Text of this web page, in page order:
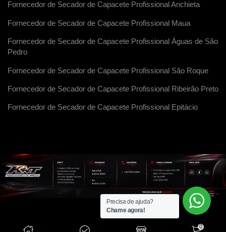
Fornecedor de Secador de Capacete Profissional Anchieta
Fornecedor de Secador de Capacete Profissional Maua
Fornecedor de Secador de Capacete Profissional Águas de São
Pedro
Fornecedor de Secador de Capacete Profissional São Roque
Fornecedor de Secador de Capacete Profissional Ribeirão Preto
Fornecedor de Secador de Capacete Profissional Epitácio
0
Precisa de ajuda?
Chame agora!